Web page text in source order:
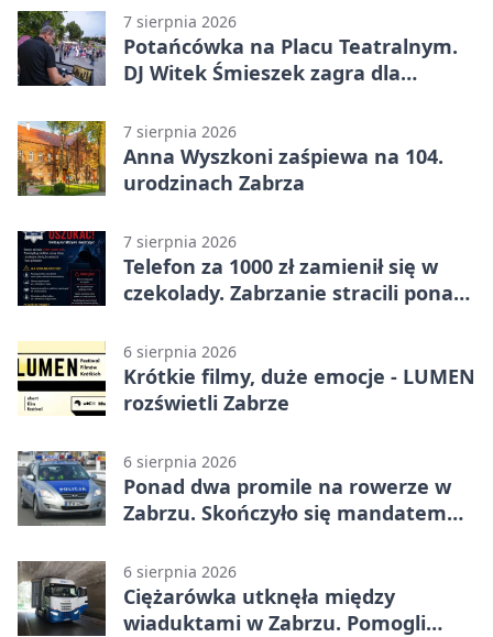
Federico dał zabrzanom zwycięstwo
7 sierpnia 2026
Potańcówka na Placu Teatralnym.
DJ Witek Śmieszek zagra dla
7 sierpnia 2026
Anna Wyszkoni zaśpiewa na 104.
urodzinach Zabrza
7 sierpnia 2026
Telefon za 1000 zł zamienił się w
czekolady. Zabrzanie stracili ponad
6 sierpnia 2026
Krótkie filmy, duże emocje - LUMEN
rozświetli Zabrze
6 sierpnia 2026
Ponad dwa promile na rowerze w
Zabrzu. Skończyło się mandatem
6 sierpnia 2026
Ciężarówka utknęła między
wiaduktami w Zabrzu. Pomogli